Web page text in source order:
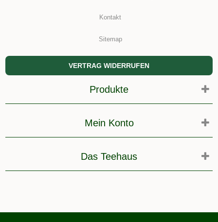
Kontakt
Sitemap
VERTRAG WIDERRUFEN
Produkte
Mein Konto
Das Teehaus